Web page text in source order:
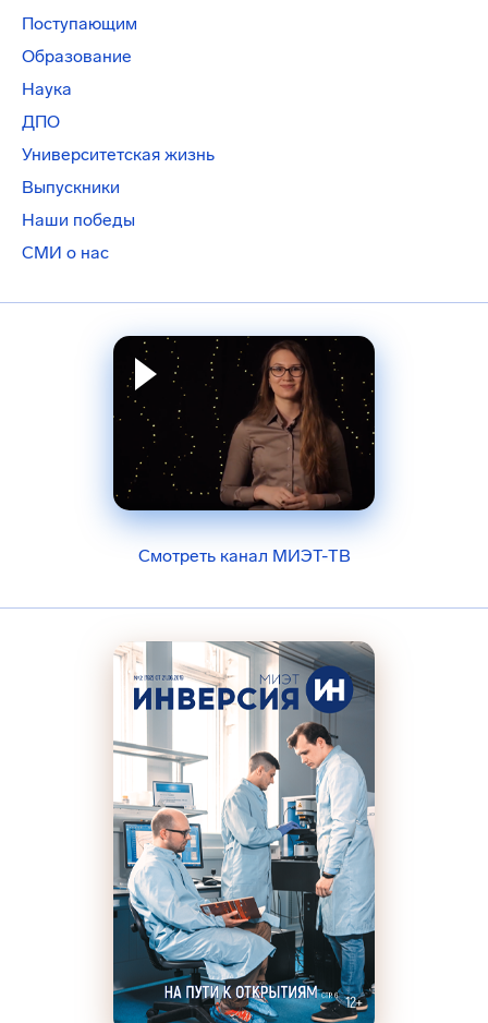
Поступающим
Образование
Наука
ДПО
Университетская жизнь
Выпускники
Наши победы
СМИ о нас
Смотреть канал МИЭТ-ТВ